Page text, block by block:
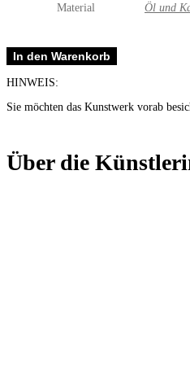
Material Öl und
Lia
Menge
In den Warenkorb
HINWEIS:
Sie möchten das Kunstwerk vorab
Über die